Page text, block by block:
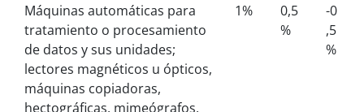
Máquinas automáticas para
tratamiento o procesamiento
de datos y sus unidades;
lectores magnéticos u ópticos,
máquinas copiadoras,
hectográficas, mimeógrafos,
1%
0,5
%
-0
,5
%